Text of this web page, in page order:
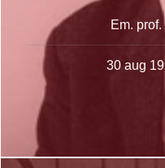
Em.
30 aug